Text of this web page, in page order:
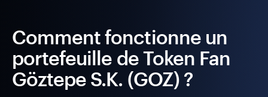
Comment fonctionne un
portefeuille de Token Fan
Göztepe S.K. (GOZ) ?